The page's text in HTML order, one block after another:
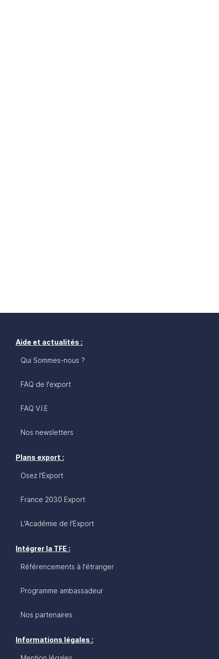
Aide et actualités :
Qui Sommes-nous ?
FAQ de l'export
FAQ V.I.E
Nos newsletters
Plans export :
Osez l'Export
France 2030 Export
L'Académie de l'Export
Intégrer la TFE :
Référencements à l'étranger
Programme ambassadeur
Nos partenaires
Informations légales :